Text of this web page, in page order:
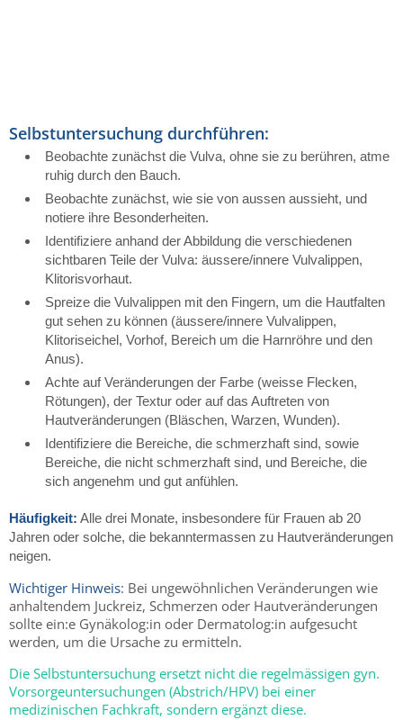
Selbstuntersuchung durchführen:
Beobachte zunächst die Vulva, ohne sie zu berühren, atme
ruhig durch den Bauch.
Beobachte zunächst, wie sie von aussen aussieht, und
notiere ihre Besonderheiten.
Identifiziere anhand der Abbildung die verschiedenen
sichtbaren Teile der Vulva: äussere/innere Vulvalippen,
Klitorisvorhaut.
Spreize die Vulvalippen mit den Fingern, um die Hautfalten
gut sehen zu können (äussere/innere Vulvalippen,
Klitoriseichel, Vorhof, Bereich um die Harnröhre und den
Anus).
Achte auf Veränderungen der Farbe (weisse Flecken,
Rötungen), der Textur oder auf das Auftreten von
Hautveränderungen (Bläschen, Warzen, Wunden).
Identifiziere die Bereiche, die schmerzhaft sind, sowie
Bereiche, die nicht schmerzhaft sind, und Bereiche, die
sich angenehm und gut anfühlen.
Häufigkeit: Alle drei Monate, insbesondere für Frauen ab 20
Jahren oder solche, die bekanntermassen zu Hautveränderungen
neigen.
Wichtiger Hinweis: Bei ungewöhnlichen Veränderungen wie
anhaltendem Juckreiz, Schmerzen oder Hautveränderungen
sollte ein:e Gynäkolog:in oder Dermatolog:in aufgesucht
werden, um die Ursache zu ermitteln.
Die Selbstuntersuchung ersetzt nicht die regelmässigen gyn.
Vorsorgeuntersuchungen (Abstrich/HPV) bei einer
medizinischen Fachkraft, sondern ergänzt diese.